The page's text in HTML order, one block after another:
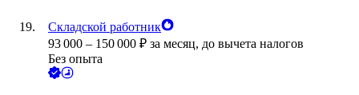
Складской работник
93 000 – 150 000 ₽ за месяц, до вычета налогов
Без опыта